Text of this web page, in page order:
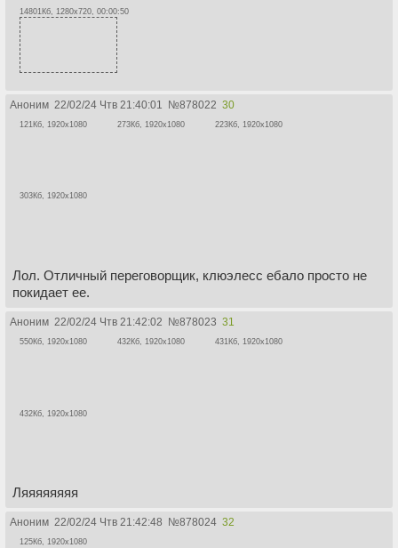
14801Кб, 1280x720, 00:00:50
Аноним 22/02/24 Чтв 21:40:01 №878022 30
121Кб, 1920x1080 273Кб, 1920x1080 223Кб, 1920x1080
303Кб, 1920x1080
Лол. Отличный переговорщик, клюэлесс ебало просто не
покидает ее.
Аноним 22/02/24 Чтв 21:42:02 №878023 31
550Кб, 1920x1080 432Кб, 1920x1080 431Кб, 1920x1080
432Кб, 1920x1080
Ляяяяяяяя
Аноним 22/02/24 Чтв 21:42:48 №878024 32
125Кб, 1920x1080